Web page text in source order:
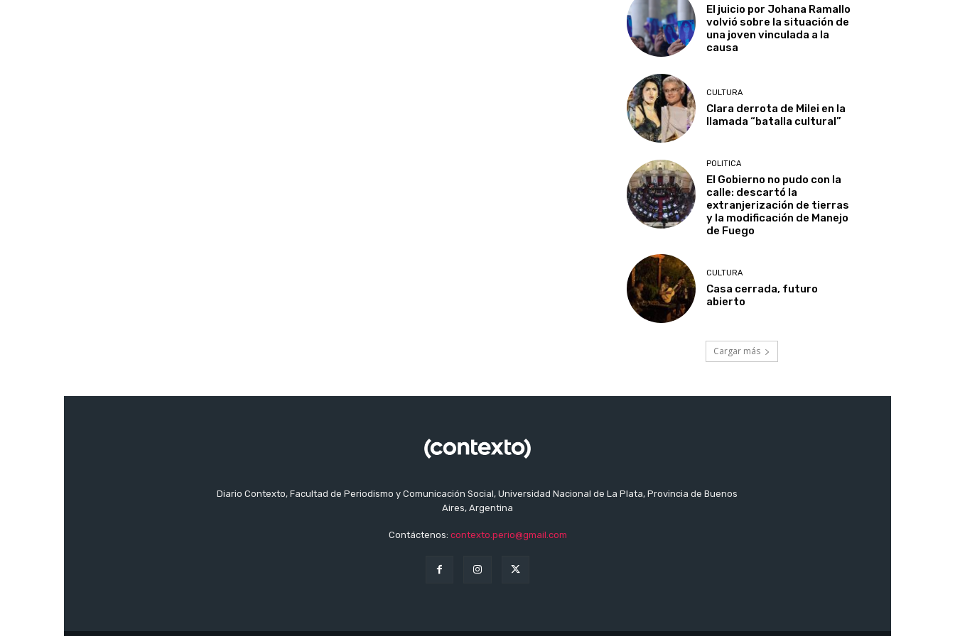
El juicio por Johana Ramallo
volvió sobre la situación de
una joven vinculada a la
causa
CULTURA
Clara derrota de Milei en la
llamada “batalla cultural”
POLITICA
El Gobierno no pudo con la
calle: descartó la
extranjerización de tierras
y la modificación de Manejo
de Fuego
CULTURA
Casa cerrada, futuro
abierto
Cargar más
Diario Contexto, Facultad de Periodismo y Comunicación Social, Universidad Nacional de La Plata, Provincia de Buenos
Aires, Argentina
Contáctenos: contexto.perio@gmail.com